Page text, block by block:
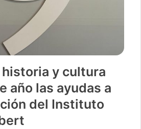
y cultura
año las ayudas a
del Instituto